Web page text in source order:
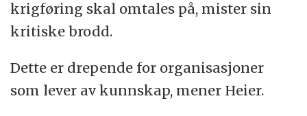
krigføring skal omtales på, mister sin
kritiske brodd.
Dette er drepende for organisasjoner
som lever av kunnskap, mener Heier.